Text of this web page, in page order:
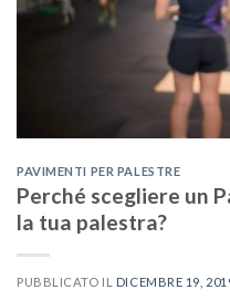
PAVIMENTI PER PALESTRE
Perché scegliere un
la tua palestra?
PUBBLICATO IL DICEMBRE 19,